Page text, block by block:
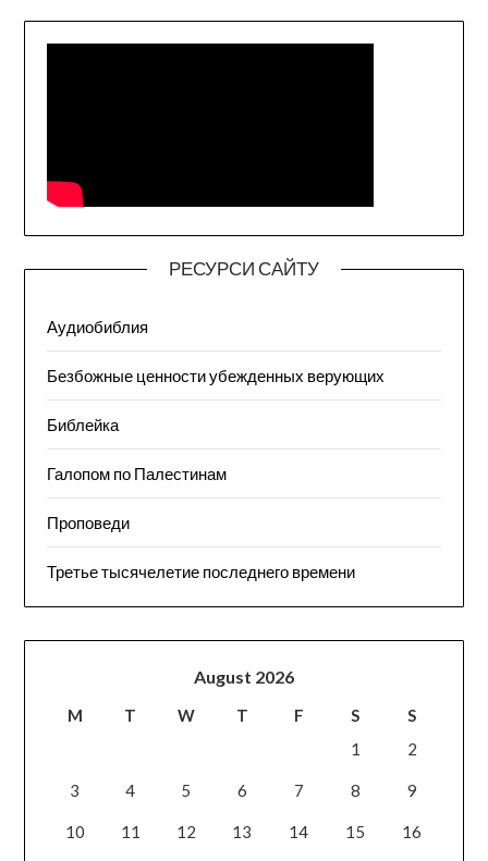
РЕСУРСИ САЙТУ
Аудиобиблия
Безбожные ценности убежденных верующих
Библейка
Галопом по Палестинам
Проповеди
Третье тысячелетие последнего времени
August 2026
M T W T F S
S
1
2
3 4 5 6 7 8 9
10 11 12 13 14 15 16